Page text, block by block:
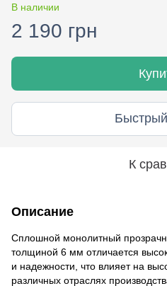
В наличии
2 190 грн
К
Описание
Сплошной монолитный
толщиной 6 мм отличается
и надежности, что влияет на
различных отраслях